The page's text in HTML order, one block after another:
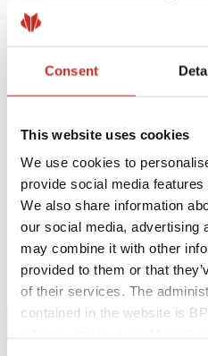
Consent
This website uses cookies
We use cookies to
provide social media
We also share information
our social media, advertising
may combine it with other
provided to them or that
of their services. The
contained in the website is
Užitočné odkazy
Nátery, farby a
Registrácia
Realizácie a
Súbory na
Nájsť zhotoviteľa
Knižnica BIM
Najčastejšie
Na stiahnutie
Kontakty